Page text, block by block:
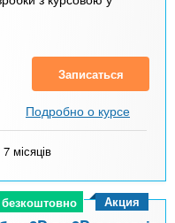
Записаться
Подробно о курсе
7 місяців
Акция